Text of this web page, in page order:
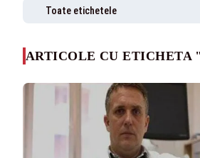
Toate etichetele
ARTICOLE CU ETICHETA